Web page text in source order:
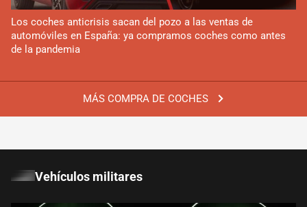
MÁS COMPRA DE COCHES
Los coches anticrisis sacan del pozo a las ventas de
automóviles en España: ya compramos coches como antes
de la pandemia
Vehículos militares